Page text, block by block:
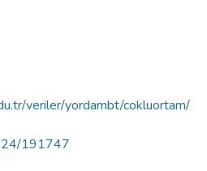
veriler/yordambt/cokluortam/
191747